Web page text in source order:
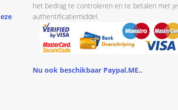
het bedrag te controleren en te betalen met je
authentificatiemiddel.
Nu ook beschikbaar Paypal.ME..